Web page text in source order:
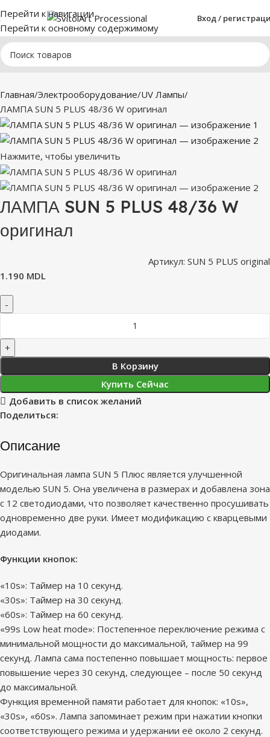
Перейти к навигации
Перейти к основному содержимому
Вход /
Главная Электрооборудование UV Лампы
ЛАМПА SUN 5 PLUS 48/36 W оригинал
Нажмите, чтобы увеличить
ЛАМПА SUN 5 PLUS 48/36 W
оригинал
Артикул: SUN 5 PLUS original
1.190 MDL
В Корзину
Купить Сейчас
Добавить в список желаний
Поделиться:
Описание
Оригинальная лампа SUN 5 Плюс является улучшенной
моделью SUN 5. Она увеличена в размерах и добавлена зона
с 12 светодиодами, что позволяет качественно просушивать
одновременно две руки. Имеет модификацию с кварцевыми
диодами.
Функции кнопок:
«10s»: Таймер на 10 секунд.
«30s»: Таймер на 30 секунд.
«60s»: Таймер на 60 секунд.
«99s Low heat mode»: Постепенное переключение режима с
минимальной мощности до максимальной, таймер на 99
секунд. Лампа сама постепенно повышает мощность: первое
повышение через 30 секунд, следующее – после 50 секунд
до максимальной.
Функция временной памяти работает для кнопок: «10s»,
«30s», «60s». Лампа запоминает режим при нажатии кнопки
соответствующего режима и удержании её около 2 секунд.